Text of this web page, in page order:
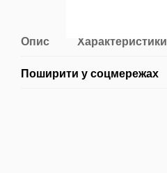
Опис Характеристики
Поширити у соцмережах